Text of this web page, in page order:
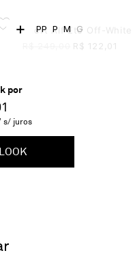
+Short Alf Ete Off-White
R$ 122,01
PP P M G
por
s/ juros